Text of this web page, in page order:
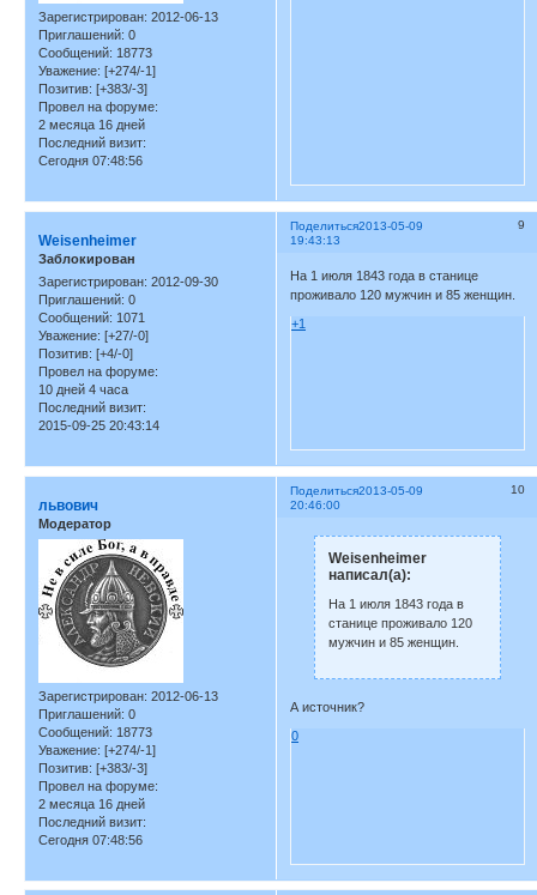
Зарегистрирован: 2012-06-13
Приглашений: 0
Сообщений: 18773
Уважение: [+274/-1]
Позитив: [+383/-3]
Провел на форуме:
2 месяца 16 дней
Последний визит:
Сегодня 07:48:56
Поделиться 9
2013-05-09
19:43:13
Weisenheimer
Заблокирован
Зарегистрирован: 2012-09-30
Приглашений: 0
Сообщений: 1071
Уважение: [+27/-0]
Позитив: [+4/-0]
Провел на форуме:
10 дней 4 часа
Последний визит:
2015-09-25 20:43:14
На 1 июля 1843 года в станице
проживало 120 мужчин и 85 женщин.
+1
Поделиться 10
2013-05-09
20:46:00
львович
Модератор
Зарегистрирован: 2012-06-13
Приглашений: 0
Сообщений: 18773
Уважение: [+274/-1]
Позитив: [+383/-3]
Провел на форуме:
2 месяца 16 дней
Последний визит:
Сегодня 07:48:56
Weisenheimer
написал(а):
На 1 июля 1843 года в
станице проживало 120
мужчин и 85 женщин.
А источник?
0